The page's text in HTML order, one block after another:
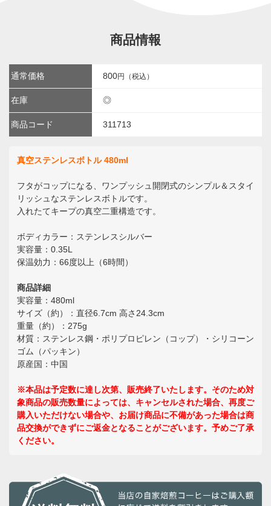
商品情報
通常価格 800円（税込）
在庫 ◎
商品コード 311713
真空ステンレスボトル 480ml
フタがコップになる、ワンプッシュ開閉式のシンプル＆スタイ
リッシュなステンレスボトルです。
入れたてキープの真空二重構造です。
ボディカラー：ステンレスシルバー
実容量：0.35L
保温効力：66度以上（6時間）
商品詳細
実容量：480ml
サイズ（約）：直径6.7cm 高さ24.3cm
重量（約）：275g
材質：ステンレス鋼・ポリプロピレン（コップ）・シリコーン
ゴム（パッキン）
原産国：中国
※本品は予定数に達し次第、販売終了いたします。そのため対
象商品の販売数量によっては、キャンセルされた場合、再度ご
購入いただけない場合や、お届け商品に不備があった場合は商
品交換ができずにご返金となることがございます。予めご了承
ください。